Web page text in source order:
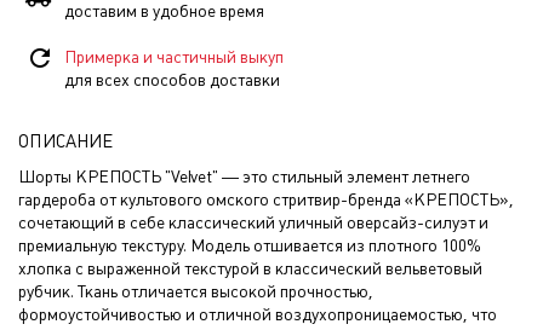
доставим в удобное время
Примерка и частичный выкуп
для всех способов доставки
ОПИСАНИЕ
Шорты КРЕПОСТЬ "Velvet" — это стильный элемент летнего
гардероба от культового омского стритвир-бренда «КРЕПОСТЬ»,
сочетающий в себе классический уличный оверсайз-силуэт и
премиальную текстуру. Модель отшивается из плотного 100%
хлопка с выраженной текстурой в классический вельветовый
рубчик. Ткань отличается высокой прочностью,
формоустойчивостью и отличной воздухопроницаемостью, что